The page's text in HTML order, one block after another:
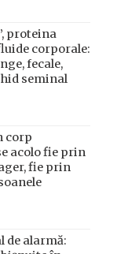
proteina
corporale:
fecale,
seminal
corp
acolo fie prin
fie prin
de alarmă: